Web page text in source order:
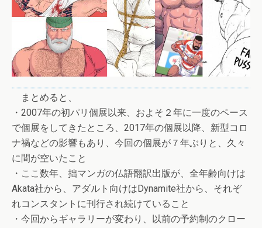
まとめると、
・2007年の初パリ個展以来、およそ２年に一度のペース
で個展をしてきたところ、2017年の個展以降、新型コロ
ナ禍などの影響もあり、今回の個展が７年ぶりと、久々
に間が空いたこと
・ここ数年、拙マンガの仏語翻訳出版が、全年齢向けは
Akata社から、アダルト向けはDynamite社から、それぞ
れコンスタントに刊行され続けていること
・今回からギャラリーが変わり、以前の予約制のクロー